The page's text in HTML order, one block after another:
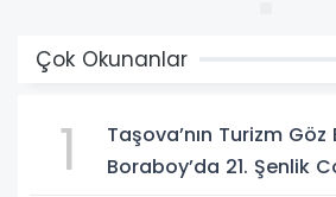
Çok Okunanlar
1
Taşova’nın Turizm Göz
Boraboy’da 21. Şenlik